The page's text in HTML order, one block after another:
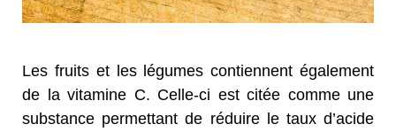
Les fruits et les légumes contiennent également
de la vitamine C. Celle-ci est citée comme une
substance permettant de réduire le taux d’acide